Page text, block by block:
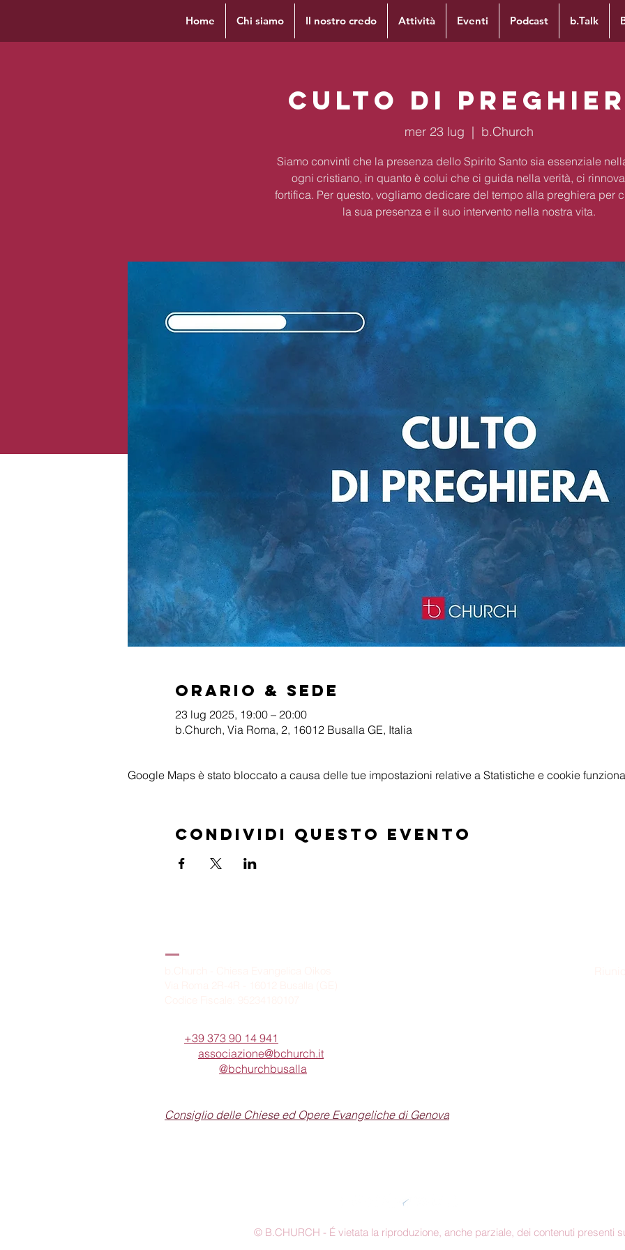
Home Chi siamo Il nostro credo Attività Eventi Podcast b.Talk
Culto di
mer 23 lug
  |
b.Church
Siamo convinti che la presenza dello Spirito Santo sia essenziale
ogni cristiano, in quanto è colui che ci guida nella verità, ci
fortifica. Per questo, vogliamo dedicare del tempo alla preghiera per
la sua presenza e il suo intervento nella nostra vita.
Orario & Sede
23 lug 2025, 19:00 – 20:00
b.Church, Via Roma, 2, 16012 Busalla GE, Italia
Google Maps è stato bloccato a causa delle tue impostazioni relative a Statistiche e cookie
Condividi questo evento
+39 373 90 14 941
associazione@bchurch.it
@bchurchbusalla
Consiglio delle Chiese ed Opere Evangeliche di Genova
© B.CHURCH - É vietata la riproduzione, anche parziale, dei contenuti presenti